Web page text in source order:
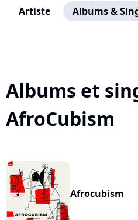
Artiste Albums &
Albums et
AfroCubism
Afrocubism